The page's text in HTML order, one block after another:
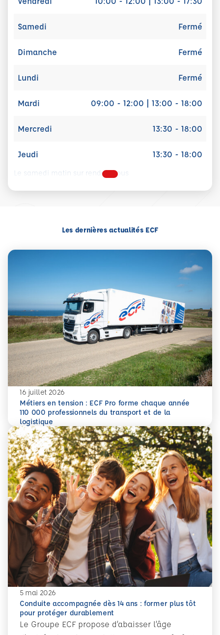
Samedi Fermé
Dimanche Fermé
Lundi Fermé
Mardi 09:00 - 12:00 | 13:00 - 18:00
Mercredi 13:30 - 18:00
Jeudi 13:30 - 18:00
Le samedi matin sur rendez-vous
Les dernières actualités ECF
16 juillet 2026
Métiers en tension : ECF Pro forme chaque année
110 000 professionnels du transport et de la
logistique
En savoir plus
Métiers en tension : ECF Pro forme chaque année 110
5 mai 2026
Conduite accompagnée dès 14 ans : former plus tôt
pour protéger durablement
Le Groupe ECF propose d’abaisser l’âge